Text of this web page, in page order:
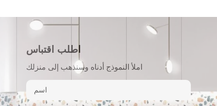
اطلب اقتباس
املأ النموذج أدناه وسنذهب إلى منزلك